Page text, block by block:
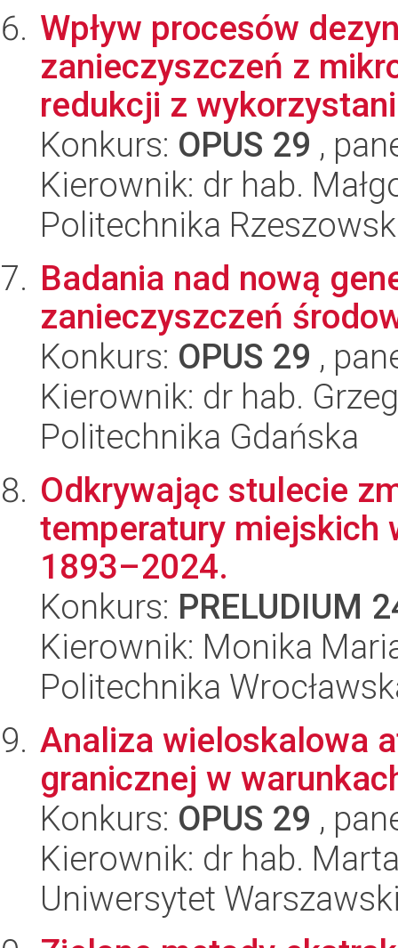
Wpływ procesów
zanieczyszczeń z
redukcji z
Konkurs: OPUS 29 ,
Kierownik: dr hab.
Politechnika
Badania nad nową
zanieczyszczeń
Konkurs: OPUS 29 ,
Kierownik: dr hab.
Politechnika Gdańska
Odkrywając stulecie
temperatury miejskich
1893–2024.
Konkurs: PRELUDIUM
Kierownik: Monika
Politechnika
Analiza wieloskalowa
granicznej w
Konkurs: OPUS 29 ,
Kierownik: dr hab.
Uniwersytet